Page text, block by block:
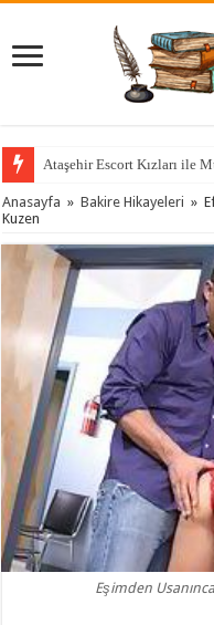
Ataşehir Escort Kızları ile
Anasayfa » Bakire Hikayeleri »
Kuzen
Eşimden